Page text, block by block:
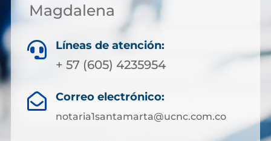
Magdalena
 Líneas de atención:
+ 57 (605) 4235954
 Correo electrónico:
notaria1santamarta@ucnc.com.co